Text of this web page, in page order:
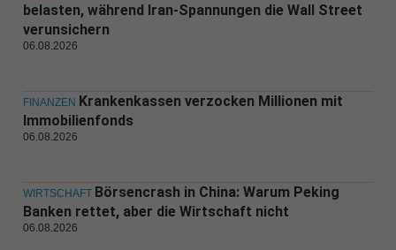
belasten, während Iran-Spannungen die Wall Street
verunsichern
06.08.2026
FINANZEN Krankenkassen verzocken Millionen mit
Immobilienfonds
06.08.2026
WIRTSCHAFT Börsencrash in China: Warum Peking
Banken rettet, aber die Wirtschaft nicht
06.08.2026